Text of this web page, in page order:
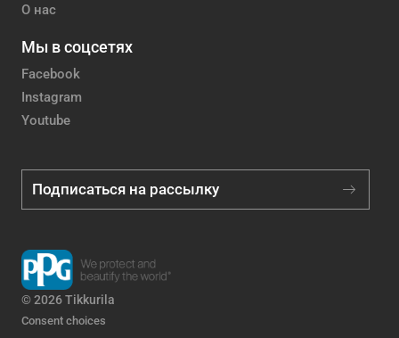
О нас
Мы в соцсетях
Facebook
Instagram
Youtube
Подписаться на рассылку
© 2026 Tikkurila
Consent choices